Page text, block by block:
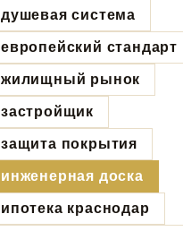
душевая система
европейский стандарт
жилищный рынок
застройщик
защита покрытия
инженерная доска
ипотека краснодар